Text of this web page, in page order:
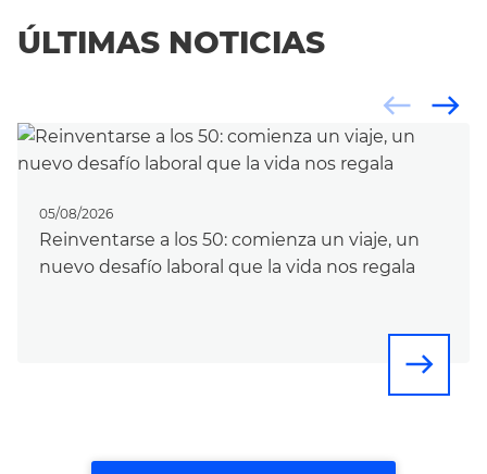
ÚLTIMAS NOTICIAS
05/08/2026
Reinventarse a los 50: comienza un viaje, un
nuevo desafío laboral que la vida nos regala
east
east
west